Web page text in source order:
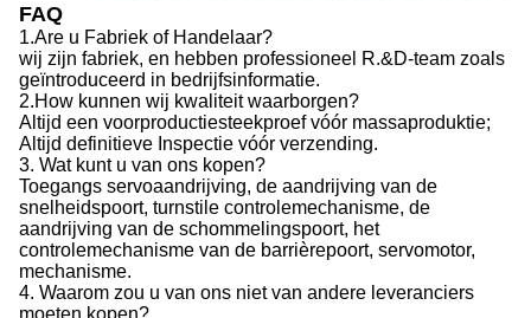
FAQ
1.Are u Fabriek of Handelaar?
wij zijn fabriek, en hebben professioneel R.&D-team zoals
geïntroduceerd in bedrijfsinformatie.
2.How kunnen wij kwaliteit waarborgen?
Altijd een voorproductiesteekproef vóór massaproduktie;
Altijd definitieve Inspectie vóór verzending.
3. Wat kunt u van ons kopen?
Toegangs servoaandrijving, de aandrijving van de
snelheidspoort, turnstile controlemechanisme, de
aandrijving van de schommelingspoort, het
controlemechanisme van de barrièrepoort, servomotor,
mechanisme.
4. Waarom zou u van ons niet van andere leveranciers
moeten kopen?